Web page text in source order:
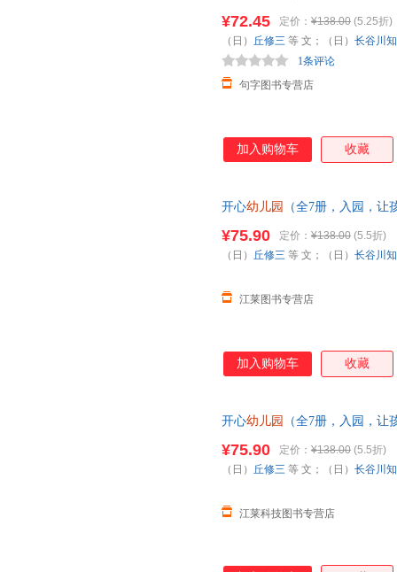
¥72.45 定价： ¥138.00 (5.25折)
句字图书专营店
1条评论
（日） 丘修三 等 文；（日） 长谷川
加入购物车 收藏
开心幼儿园
（全7册，入园，让
¥75.90 定价： ¥138.00 (5.5折)
江莱图书专营店
（日） 丘修三 等 文；（日） 长谷川
加入购物车 收藏
开心幼儿园 （全7册，入园，让
¥75.90 定价： ¥138.00 (5.5折)
江莱科技图书专营店
（日） 丘修三 等 文；（日） 长谷川